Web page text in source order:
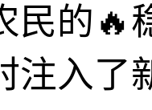
民的🔥
注入了